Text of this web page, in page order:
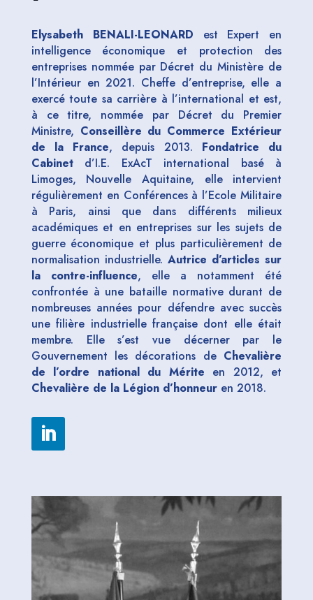
Elysabeth BENALI-LEONARD est Expert en
intelligence économique et protection des
entreprises nommée par Décret du Ministère de
l’Intérieur en 2021. Cheffe d’entreprise, elle a
exercé toute sa carrière à l’international et est,
à ce titre, nommée par Décret du Premier
Ministre, Conseillère du Commerce Extérieur
de la France, depuis 2013. Fondatrice du
Cabinetd’I.E. ExAcT international basé à
Limoges, Nouvelle Aquitaine, elle intervient
régulièrement en Conférences à l’Ecole Militaire
à Paris, ainsi que dans différents milieux
académiques et en entreprises sur les sujets de
guerre économique et plus particulièrement de
normalisation industrielle. Autrice d’articles sur
la contre-influence, elle a notamment été
confrontée à une bataille normative durant de
nombreuses années pour défendre avec succès
une filière industrielle française dont elle était
membre. Elle s’est vue décerner par le
Gouvernement les décorations de Chevalière
de l’ordre national du Mérite en 2012, et
Chevalière de la Légion d’honneuren 2018.